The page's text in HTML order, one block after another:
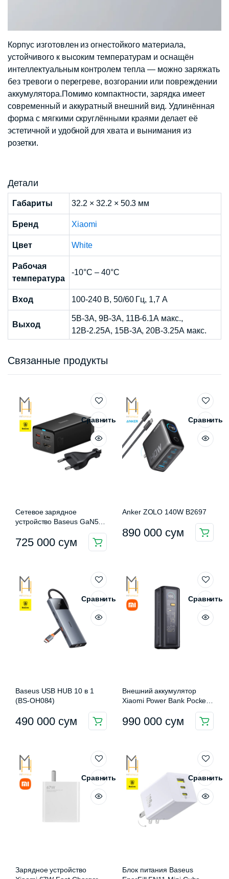
Корпус изготовлен из огнестойкого материала,
устойчивого к высоким температурам и оснащён
интеллектуальным контролем тепла — можно заряжать
без тревоги о перегреве, возгорании или повреждении
аккумулятора.Помимо компактности, зарядка имеет
современный и аккуратный внешний вид. Удлинённая
форма с мягкими скруглёнными краями делает её
эстетичной и удобной для хвата и вынимания из
розетки.
Детали
Габариты 32.2 × 32.2 × 50.3 мм
Бренд Xiaomi
Цвет White
Рабочая
температура
-10°C – 40°C
Вход 100-240 В, 50/60 Гц, 1,7 А
Выход
5В-3А, 9В-3А, 11В-6.1А макс.,
12В-2.25А, 15В-3А, 20В-3.25А макс.
Связанные продукты
Сравнить
Сетевое зарядное
устройство Baseus GaN5
Pro Desktop Fast Charger
1U+2C+HDMI 67W
725 000 сум
Сравнить
Anker ZOLO 140W B2697
890 000 сум
Сравнить
Baseus USB HUB 10 в 1
(BS-OH084)
490 000 сум
Сравнить
Внешний аккумулятор
Xiaomi Power Bank Pocket
Edition 25000 mAh 212W
P03MI
990 000 сум
Сравнить
Зарядное устройство
Сравнить
Блок питания Baseus